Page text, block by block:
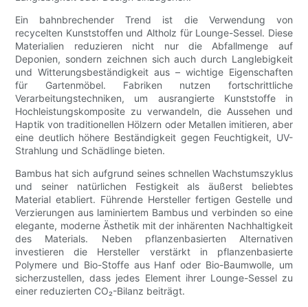
Ein bahnbrechender Trend ist die Verwendung von
recycelten Kunststoffen und Altholz für Lounge-Sessel. Diese
Materialien reduzieren nicht nur die Abfallmenge auf
Deponien, sondern zeichnen sich auch durch Langlebigkeit
und Witterungsbeständigkeit aus – wichtige Eigenschaften
für Gartenmöbel. Fabriken nutzen fortschrittliche
Verarbeitungstechniken, um ausrangierte Kunststoffe in
Hochleistungskomposite zu verwandeln, die Aussehen und
Haptik von traditionellen Hölzern oder Metallen imitieren, aber
eine deutlich höhere Beständigkeit gegen Feuchtigkeit, UV-
Strahlung und Schädlinge bieten.
Bambus hat sich aufgrund seines schnellen Wachstumszyklus
und seiner natürlichen Festigkeit als äußerst beliebtes
Material etabliert. Führende Hersteller fertigen Gestelle und
Verzierungen aus laminiertem Bambus und verbinden so eine
elegante, moderne Ästhetik mit der inhärenten Nachhaltigkeit
des Materials. Neben pflanzenbasierten Alternativen
investieren die Hersteller verstärkt in pflanzenbasierte
Polymere und Bio-Stoffe aus Hanf oder Bio-Baumwolle, um
sicherzustellen, dass jedes Element ihrer Lounge-Sessel zu
einer reduzierten CO₂-Bilanz beiträgt.